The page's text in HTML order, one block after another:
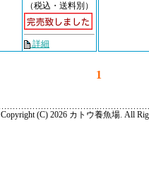
（税込・送料別）
詳細
1
Copyright (C) 2026 カトウ養魚場. All